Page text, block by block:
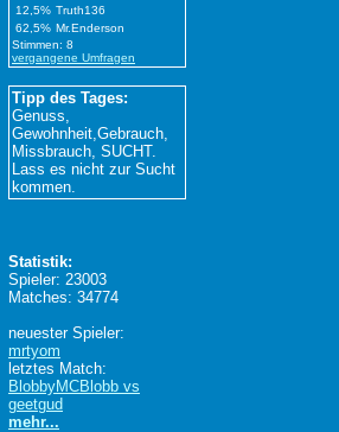
12,5% Truth136
62,5% Mr.Enderson
Stimmen: 8
vergangene Umfragen
Tipp des Tages:
Genuss,
Gewohnheit,Gebrauch,
Missbrauch, SUCHT.
Lass es nicht zur Sucht
kommen.
Statistik:
Spieler: 23003
Matches: 34774
neuester Spieler:
mrtyom
letztes Match:
BlobbyMCBlobb vs
geetgud
mehr...